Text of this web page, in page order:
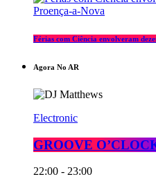
Férias com Ciência envolveram
Agora No AR
Electronic
GROOVE
22:00 - 23:00